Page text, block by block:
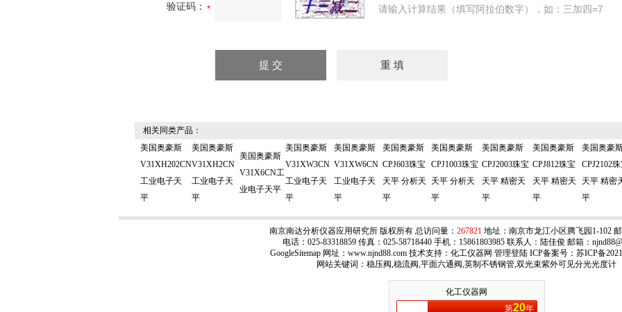
验证码： 请输入计算结果（填写阿拉伯数字），如：三加四=7
相关同类产品：
美国奥豪斯
V31XH202CN
工业电子天
平
美国奥豪斯
V31XH2CN
工业电子天
平
美国奥豪斯
V31X6CN工
业电子天平
美国奥豪斯
V31XW3CN
工业电子天
平
美国奥豪斯
V31XW6CN
工业电子天
平
美国奥豪斯
CPJ603珠宝
天平 分析天
平
美国奥豪斯
CPJ1003珠宝
天平 分析天
平
美国奥豪斯
CPJ2003珠宝
天平 精密天
平
美国奥豪斯
CPJ812珠宝
天平 精密天
平
美国奥豪
CPJ2102
天平 精密
平
南京南达分析仪器应用研究所 版权所有 总访问量： 267821 地址：南京市龙江小区腾飞园1-102
电话：025-83318859 传真：025-58718440 手机：15861803985 联系人：陆佳俊 邮箱：
GoogleSitemap 网址：www.njnd88.com 技术支持： 化工仪器网 管理登陆 ICP备案号： 苏ICP备
网站关键词：稳压阀,稳流阀,平面六通阀,英制不锈钢管,双光束紫外可见分光光度计
化工仪器网
第20年